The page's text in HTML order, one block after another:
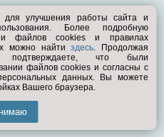
версию
улучшения работы сайта и
Более подробную
файлов cookies и правилах
можно найтиздесь. Продолжая
подтверждаете, что были
файлов cookies и согласны с
данных. Вы можете
Вашего браузера.